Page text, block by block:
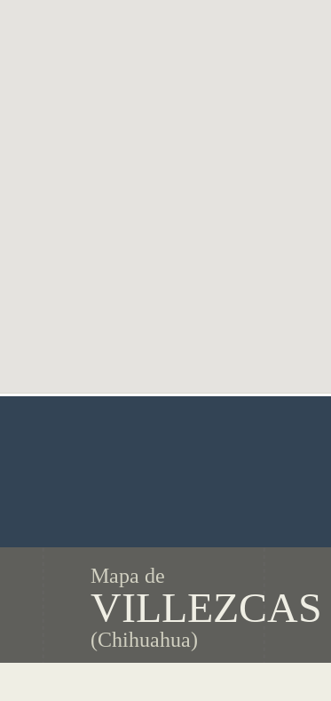
Mapa de
VILLEZCAS
(Chihuahua)